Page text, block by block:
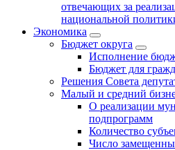
отвечающих за
национальной
Экономика
Бюджет округa
Исполнение
Бюджет для
Решения Совета
Малый и средний
О реализации
подпрограмм
Количество
Число